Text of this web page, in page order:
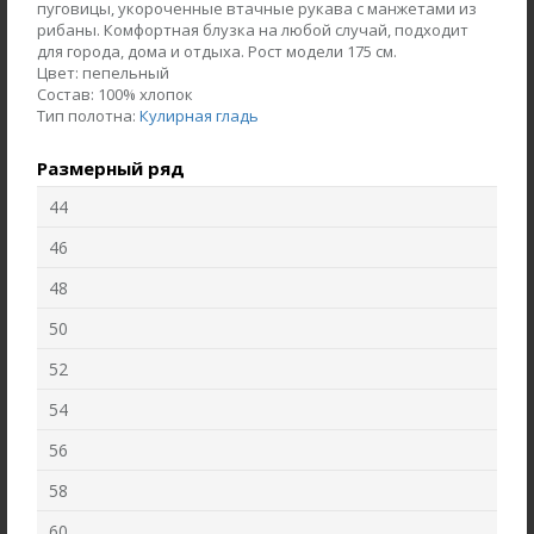
Жакет J1030-L89.6F02
пуговицы, укороченные втачные рукава с манжетами из
рибаны. Комфортная блузка на любой случай, подходит
для города, дома и отдыха. Рост модели 175 см.
Цвет: пепельный
Состав: 100% хлопок
Тип полотна: Кулирная гладь
Размерный ряд
44
46
48
50
52
54
56
58